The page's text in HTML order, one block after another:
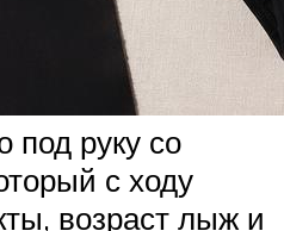
под руку со
с ходу
возраст лыж и